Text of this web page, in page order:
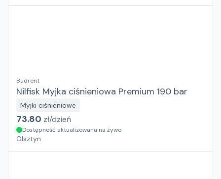
Budrent
Nilfisk Myjka ciśnieniowa Premium 190 bar
Myjki ciśnieniowe
73.80 zł/dzień
Dostępność aktualizowana na żywo
Olsztyn